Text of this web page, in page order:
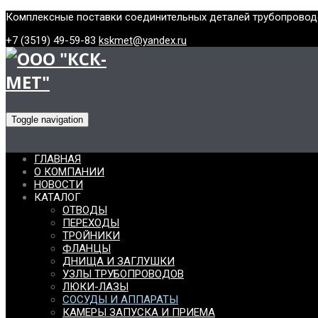
Комплексные поставки соединительных деталей
+7 (3519) 49-59-83 kskmet@yandex.ru
Toggle navigation
ГЛАВНАЯ
О КОМПАНИИ
НОВОСТИ
КАТАЛОГ
ОТВОДЫ
ПЕРЕХОДЫ
ТРОЙНИКИ
ФЛАНЦЫ
ДНИЩА И ЗАГЛУШКИ
УЗЛЫ ТРУБОПРОВОДОВ
ЛЮКИ-ЛАЗЫ
СОСУДЫ И АППАРАТЫ
КАМЕРЫ ЗАПУСКА И ПРИЕМА